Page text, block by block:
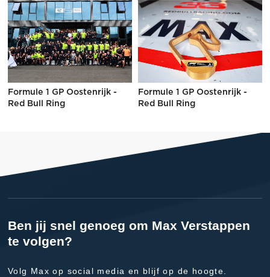
Formule 1 GP Oostenrijk -
Red Bull Ring
Formule 1 GP Oostenrijk -
Red Bull Ring
Ben jij snel genoeg om Max Verstappen
te volgen?
Volg Max op social media en blijf op de hoogte.